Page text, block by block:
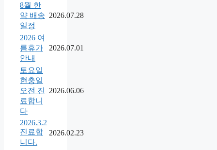
8월 한
약 배송
일정
2026.07.28
2026 여
름휴가
안내
2026.07.01
토요일
현충일
오전 진
료합니
다
2026.06.06
2026.3.2
진료합
니다.
2026.02.23